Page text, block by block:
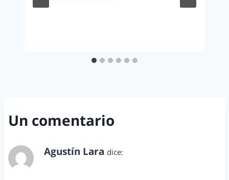
Un comentario
Agustín Lara dice: